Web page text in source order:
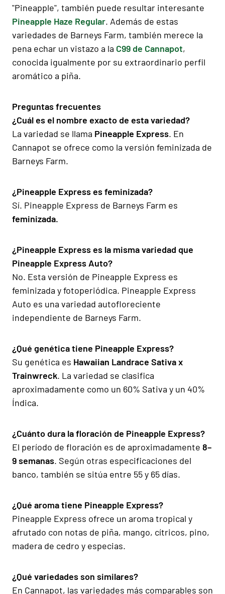
"Pineapple", también puede resultar interesante
Pineapple Haze Regular. Además de estas
variedades de Barneys Farm, también merece la
pena echar un vistazo a la C99 de Cannapot,
conocida igualmente por su extraordinario perfil
aromático a piña.
Preguntas frecuentes
¿Cuál es el nombre exacto de esta variedad?
La variedad se llama Pineapple Express. En
Cannapot se ofrece como la versión feminizada de
Barneys Farm.
¿Pineapple Express es feminizada?
Sí. Pineapple Express de Barneys Farm es
feminizada.
¿Pineapple Express es la misma variedad que
Pineapple Express Auto?
No. Esta versión de Pineapple Express es
feminizada y fotoperiódica. Pineapple Express
Auto es una variedad autofloreciente
independiente de Barneys Farm.
¿Qué genética tiene Pineapple Express?
Su genética es Hawaiian Landrace Sativa x
Trainwreck. La variedad se clasifica
aproximadamente como un 60% Sativa y un 40%
Índica.
¿Cuánto dura la floración de Pineapple Express?
El período de floración es de aproximadamente 8–
9 semanas. Según otras especificaciones del
banco, también se sitúa entre 55 y 65 días.
¿Qué aroma tiene Pineapple Express?
Pineapple Express ofrece un aroma tropical y
afrutado con notas de piña, mango, cítricos, pino,
madera de cedro y especias.
¿Qué variedades son similares?
En Cannapot, las variedades más comparables son